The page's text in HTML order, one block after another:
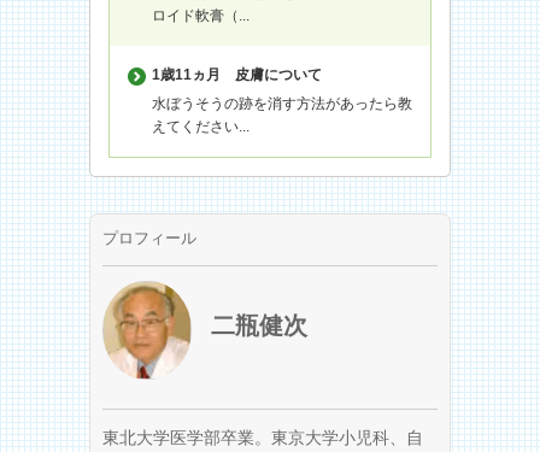
ロイド軟膏（...
1歳11ヵ月
皮膚について
水ぼうそうの跡を消す方法があったら教
えてください...
プロフィール
二瓶健次
東北大学医学部卒業。東京大学小児科、自